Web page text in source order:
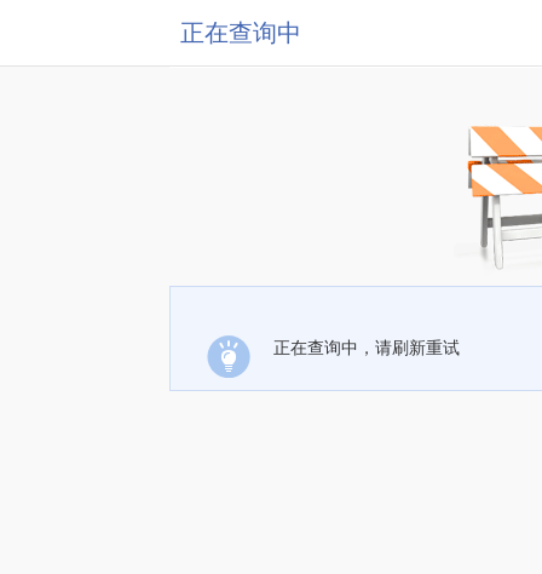
正在查询中
正在查询中，请刷新重试